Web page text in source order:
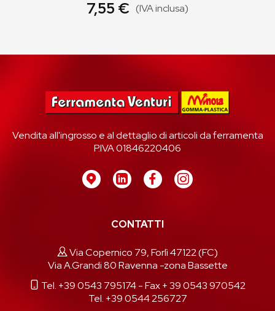
7,55 € (IVA inclusa)
Vendita all'ingrosso e al dettaglio di articoli da ferramenta
P.IVA 01846220406
CONTATTI
Via Copernico 79, Forlì 47122 (FC)
Via A.Grandi 80 Ravenna -zona Bassette
Tel. +39 0543 795174- Fax + 39 0543 970542
Tel. +39 0544 256727